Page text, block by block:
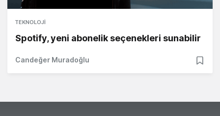
TEKNOLOJI
Spotify, yeni abonelik seçenekleri sunabilir
Candeğer Muradoğlu